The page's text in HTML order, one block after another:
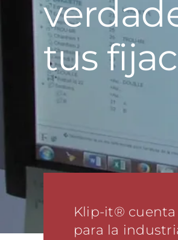
tus
Klip-it® cuenta
para la